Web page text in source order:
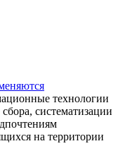
технологии
систематизации
на территории